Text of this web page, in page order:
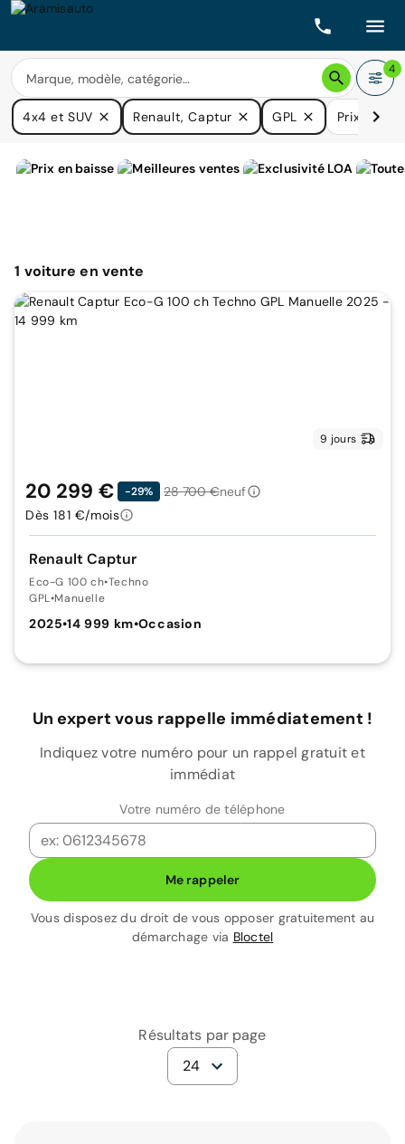
4
4x4 et SUV Renault, Captur GPL Prix
1 voitureen vente
9 jours
Renault Captur
Eco-G 100 ch•Techno
GPL•Manuelle
2025•14 999 km•Occasion
20 299 € -29% 28 700 €neuf
Dès 181 €/mois
Un expert vous rappelle immédiatement !
Indiquez votre numéro pour un rappel gratuit et
immédiat
Votre numéro de téléphone
Me rappeler
Vous disposez du droit de vous opposer gratuitement au
démarchage via Bloctel
Résultats par page
24